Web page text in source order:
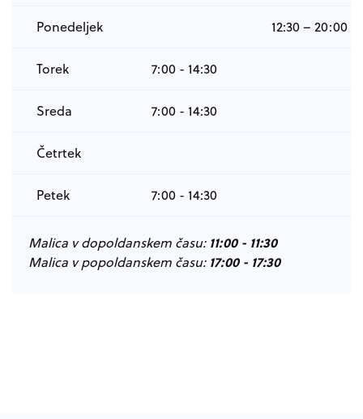
Ponedeljek 12:30 – 20:00
Torek 7:00 - 14:30
Sreda 7:00 - 14:30
Četrtek
Petek 7:00 - 14:30
Malica v dopoldanskem času: 11:00 - 11:30
Malica v popoldanskem času: 17:00 - 17:30